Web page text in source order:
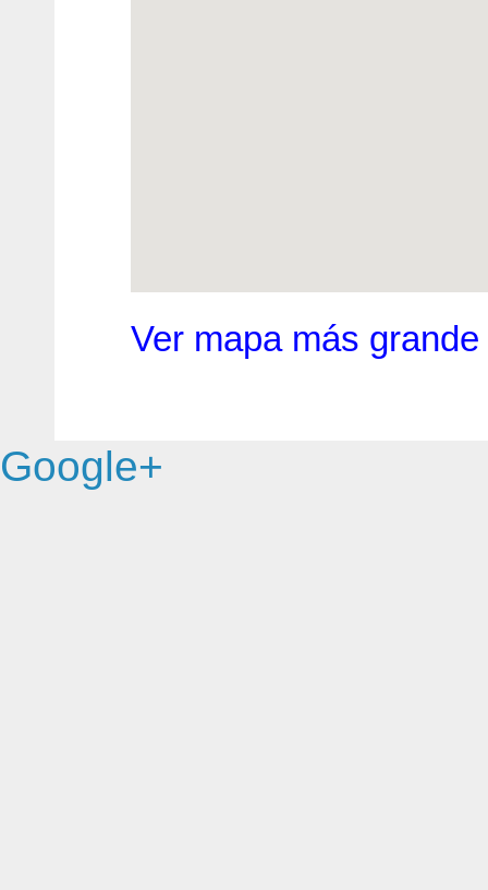
Ver mapa más grande
Google+